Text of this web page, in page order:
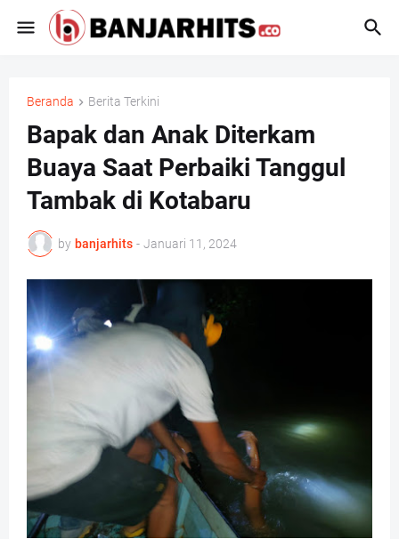
Beranda Berita Terkini
Bapak dan Anak Diterkam
Buaya Saat Perbaiki Tanggul
Tambak di Kotabaru
by banjarhits - Januari 11, 2024